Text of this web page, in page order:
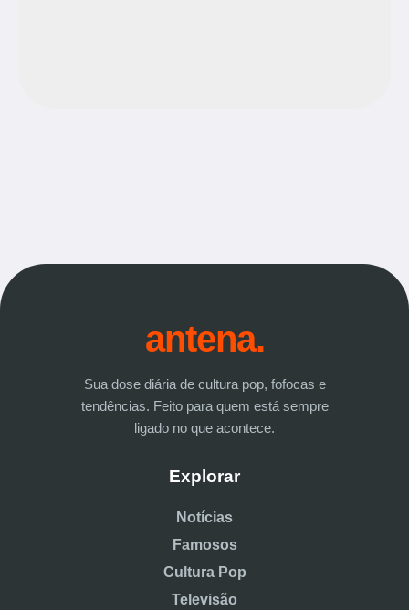
antena.
Sua dose diária de cultura pop, fofocas e
tendências. Feito para quem está sempre
ligado no que acontece.
Explorar
Notícias
Famosos
Cultura Pop
Televisão